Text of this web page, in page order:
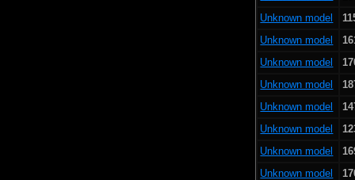
Unknown model
Unknown model
Unknown model
Unknown model
Unknown model
Unknown model
Unknown model
Unknown model